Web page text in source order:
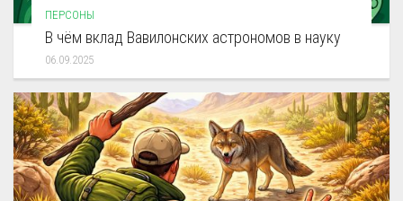
ПЕРСОНЫ
В чём вклад Вавилонских астрономов в науку
06.09.2025